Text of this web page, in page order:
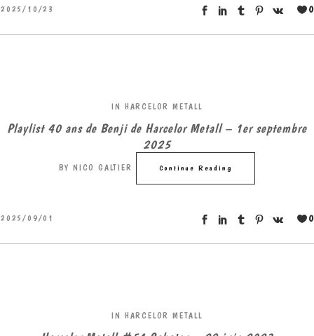
2025/10/23 0
IN HARCELOR METALL
Playlist 40 ans de Benji de Harcelor Metall – 1er septembre
2025
BY NICO GALTIER Continue Reading
2025/09/01 0
IN HARCELOR METALL